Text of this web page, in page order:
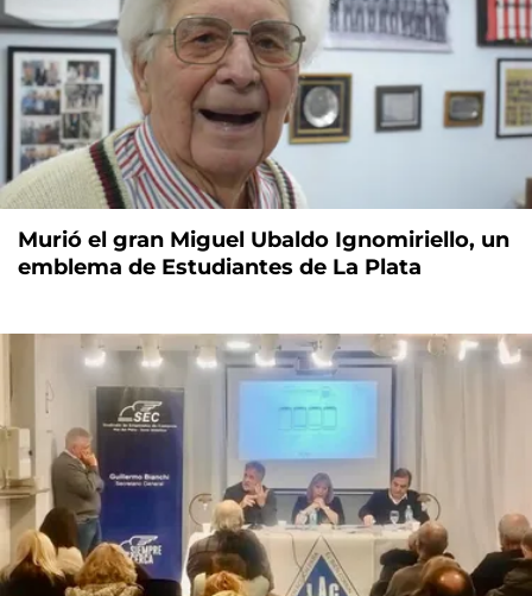
Murió el gran Miguel Ubaldo Ignomiriello, un
emblema de Estudiantes de La Plata